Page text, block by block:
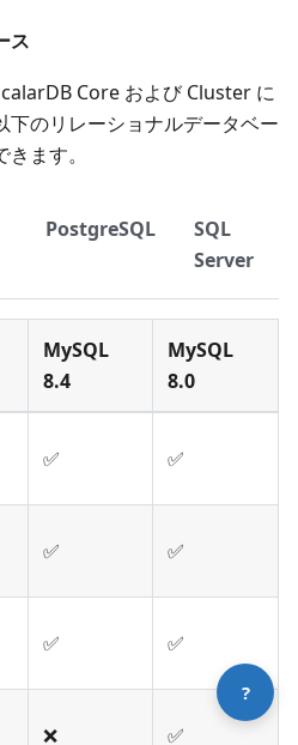
ス
Core および Cluster に
下のリレーショナルデータベー
ます。
PostgreSQL
SQL
Server
MySQL
8.4
MySQL
8.0
✅ ✅
✅ ✅
✅ ✅
❌ ✅
?
ポートに問い合わせ